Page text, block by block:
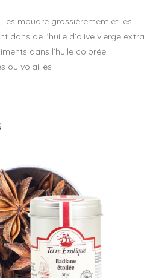
les moudre grossièrement et les
dans de l’huile d’olive vierge extra.
dans l’huile colorée.
ou volailles